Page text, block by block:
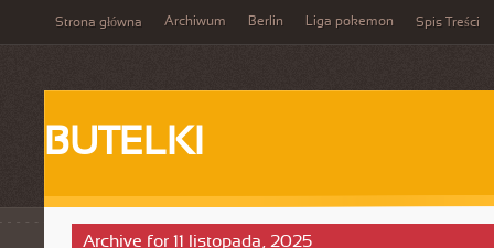
Strona główna Archiwum Berlin Liga pokemon Spis Treści
BUTELKI
Archive for 11 listopada, 2025